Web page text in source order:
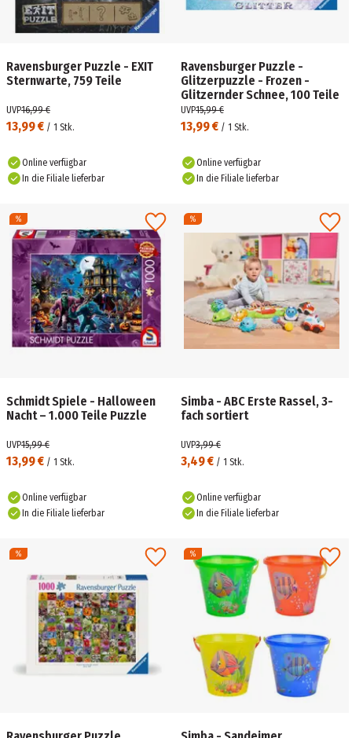
Ravensburger Puzzle - EXIT
Sternwarte, 759 Teile
13,99 € / 1 Stk.
UVP16,99 €
Online verfügbar
In die Filiale lieferbar
Ravensburger Puzzle -
Glitzerpuzzle - Frozen -
Glitzernder Schnee, 100 Teile
13,99 € / 1 Stk.
UVP15,99 €
Online verfügbar
In die Filiale lieferbar
Schmidt Spiele - Halloween
Nacht – 1.000 Teile Puzzle
13,99 € / 1 Stk.
UVP15,99 €
Online verfügbar
In die Filiale lieferbar
Simba - ABC Erste Rassel, 3-
fach sortiert
3,49 € / 1 Stk.
UVP3,99 €
Online verfügbar
In die Filiale lieferbar